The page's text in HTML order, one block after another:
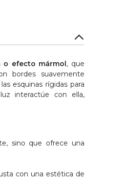
o efecto mármol, que
bordes suavemente
esquinas rígidas para
interactúe con ella,
sino que ofrece una
con una estética de